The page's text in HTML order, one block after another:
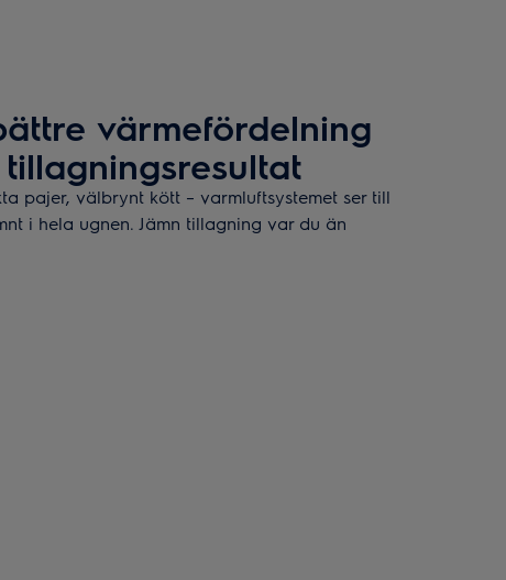
värmefördelning
pajer, välbrynt kött – varmluftsystemet ser till
i hela ugnen. Jämn tillagning var du än